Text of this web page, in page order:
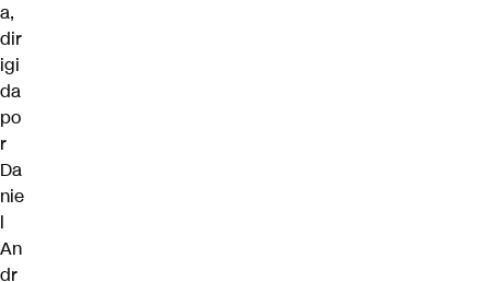
a,
dir
igi
da
po
r
Da
nie
l
An
dr